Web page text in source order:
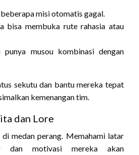
misi otomatis gagal.
bisa membuka rute rahasia atau
punya musou kombinasi dengan
sekutu dan bantu mereka tepat
kemenangan tim.
dan Lore
medan perang. Memahami latar
dan motivasi mereka akan